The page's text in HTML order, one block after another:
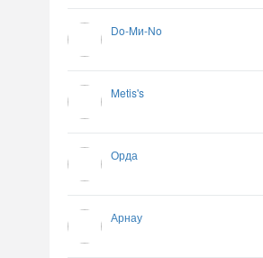
Do-Mи-No
Metis's
Орда
Арнау